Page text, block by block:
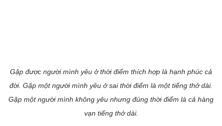
Gặp được người mình yêu ở thời điểm thích hợp là hạnh phúc cả
đời. Gặp một người mình yêu ở sai thời điểm là một tiếng thở dài.
Gặp một người mình không yêu nhưng đúng thời điểm là cả hàng
vạn tiếng thở dài.